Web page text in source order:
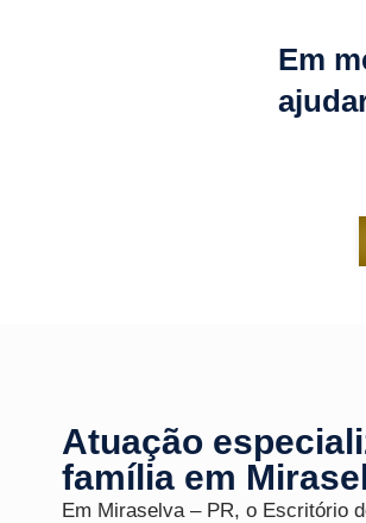
Em
Atuação
família em
Em Miraselva – PR, o Escritório